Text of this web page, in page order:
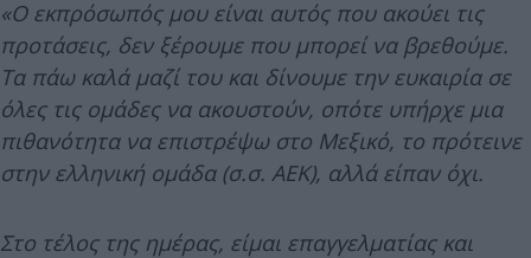
«Ο εκπρόσωπός μου είναι αυτός που ακούει τις
προτάσεις, δεν ξέρουμε που μπορεί να βρεθούμε.
Τα πάω καλά μαζί του και δίνουμε την ευκαιρία σε
όλες τις ομάδες να ακουστούν, οπότε υπήρχε μια
πιθανότητα να επιστρέψω στο Μεξικό, το πρότεινε
στην ελληνική ομάδα (σ.σ. ΑΕΚ), αλλά είπαν όχι.
Στο τέλος της ημέρας, είμαι επαγγελματίας και